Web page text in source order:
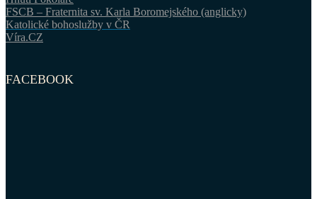
FSCB – Fraternita sv. Karla Boromejského (anglicky)
Katolické bohoslužby v ČR
Víra.CZ
FACEBOOK